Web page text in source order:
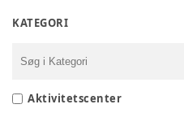
KATEGORI
Aktivitetscenter